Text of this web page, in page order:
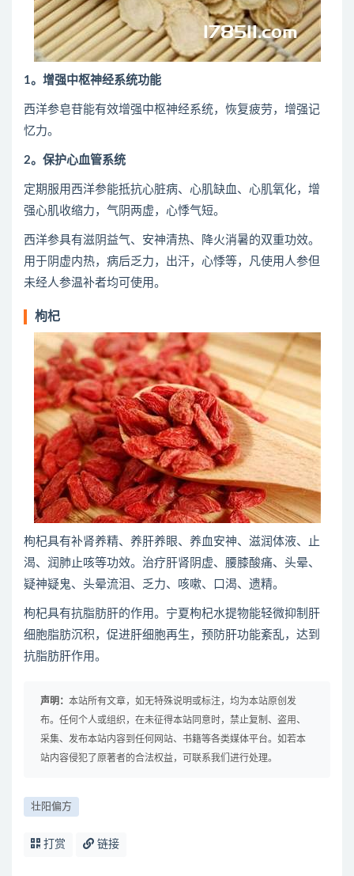
1。增强中枢神经系统功能
西洋参皂苷能有效增强中枢神经系统，恢复疲劳，增强记
忆力。
2。保护心血管系统
定期服用西洋参能抵抗心脏病、心肌缺血、心肌氧化，增
强心肌收缩力，气阴两虚，心悸气短。
西洋参具有滋阴益气、安神清热、降火消暑的双重功效。
用于阴虚内热，病后乏力，出汗，心悸等，凡使用人参但
未经人参温补者均可使用。
枸杞
枸杞具有补肾养精、养肝养眼、养血安神、滋润体液、止
渴、润肺止咳等功效。治疗肝肾阴虚、腰膝酸痛、头晕、
疑神疑鬼、头晕流泪、乏力、咳嗽、口渴、遗精。
枸杞具有抗脂肪肝的作用。宁夏枸杞水提物能轻微抑制肝
细胞脂肪沉积，促进肝细胞再生，预防肝功能紊乱，达到
抗脂肪肝作用。
声明： 本站所有文章，如无特殊说明或标注，均为本站原创发
布。任何个人或组织，在未征得本站同意时，禁止复制、盗用、
采集、发布本站内容到任何网站、书籍等各类媒体平台。如若本
站内容侵犯了原著者的合法权益，可联系我们进行处理。
壮阳偏方
打赏 链接